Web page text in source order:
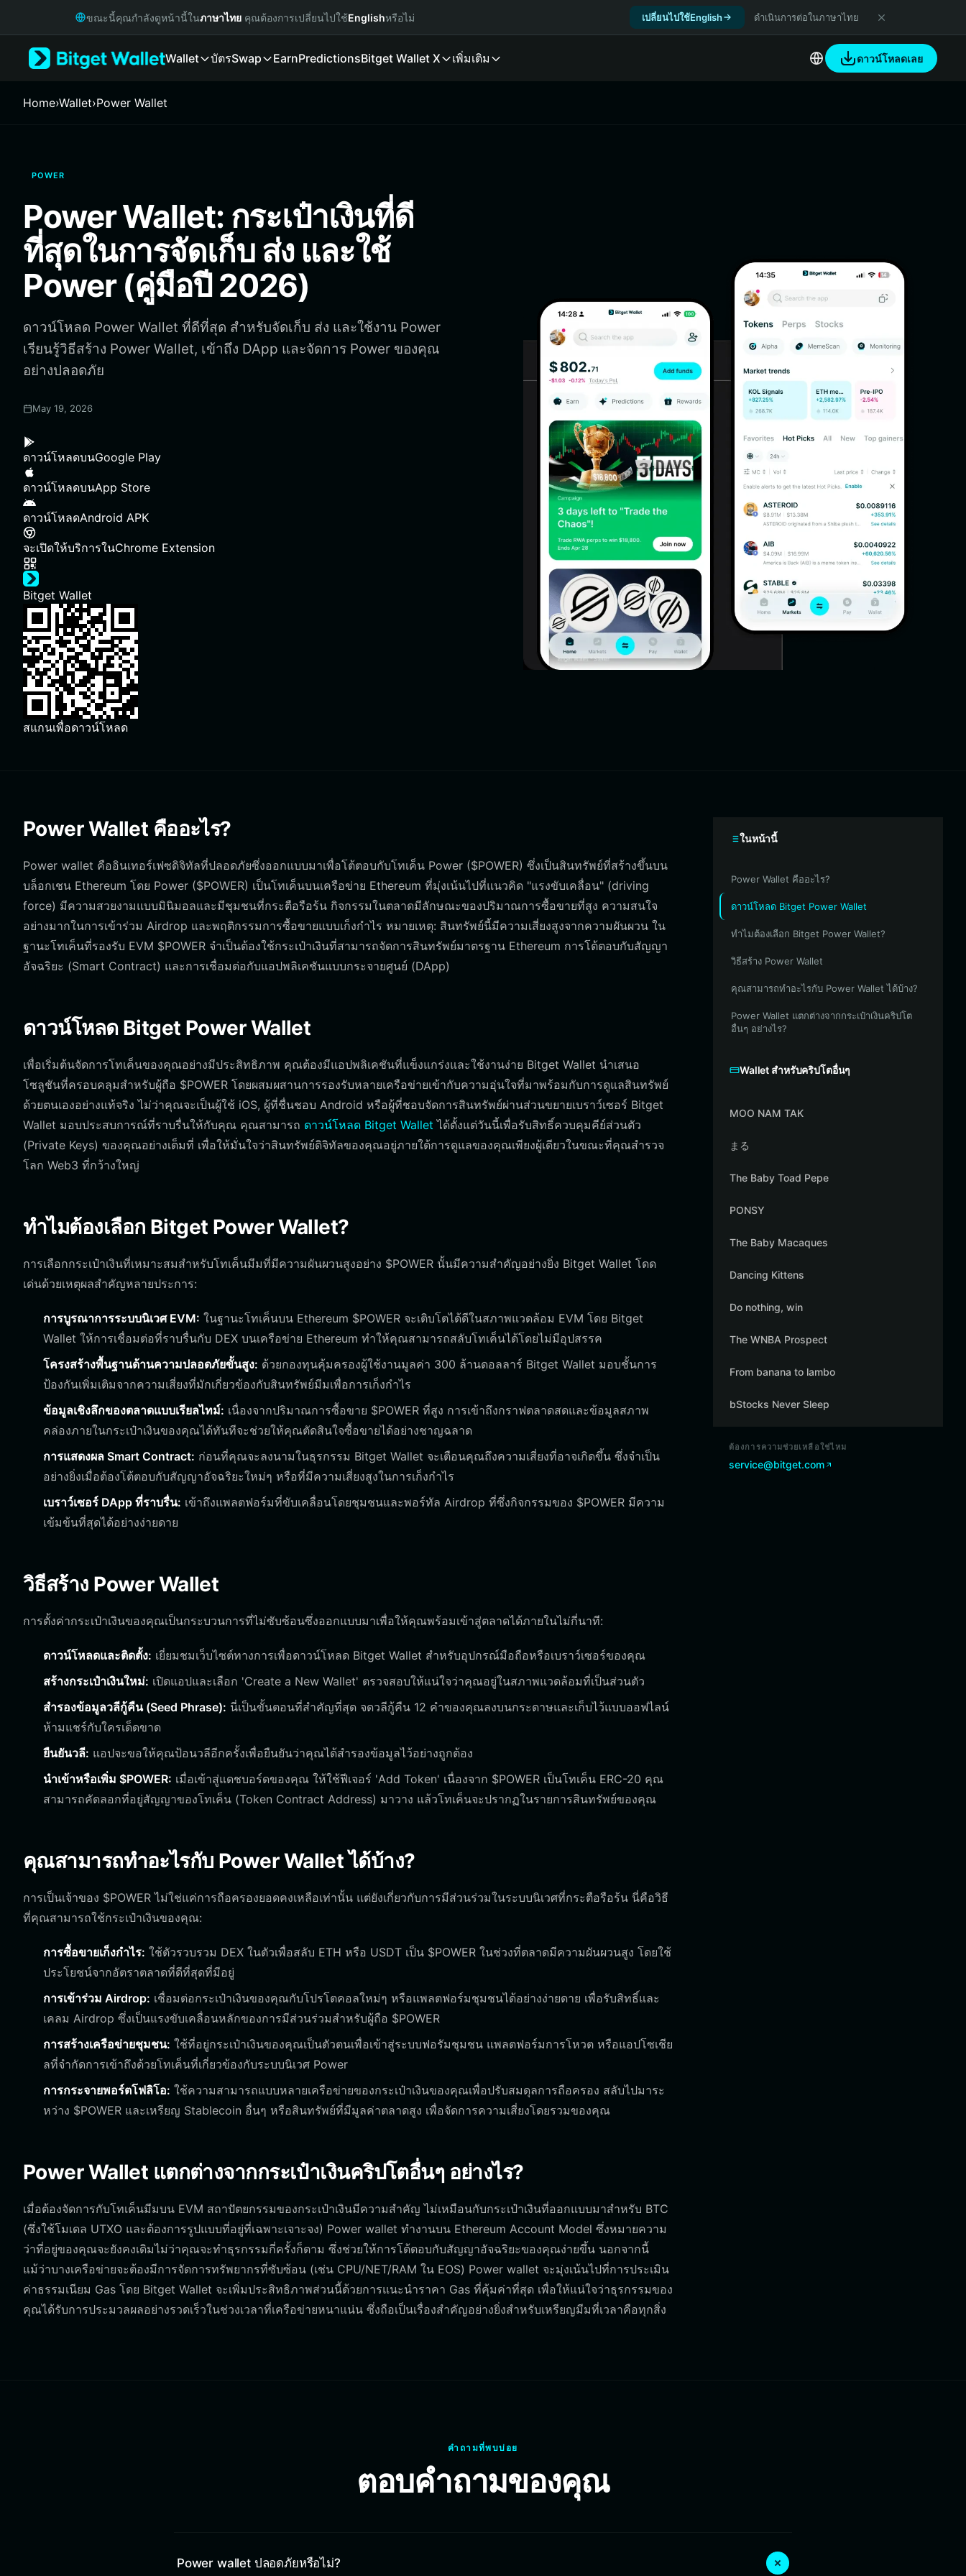
Русский
Italiano
繁體中文
Bahasa Indonesia
ภาษาไทย
Español
Português (Brasil)
Español (Argentina)
ขณะนี้คุณกำลังดูหน้านี้ในภาษาไทย คุณต้องการเปลี่ยนไปใช้Englishหรือไม่ เปลี่ยนไปใช้English ดำเนินการต่อในภาษาไทย
Wallet บัตรSwap EarnPredictionsBitget Wallet X เพิ่มเติม ดาวน์โหลดเลย
Home›Wallet›Power Wallet
POWER
Power Wallet: กระเป๋าเงินที่ดี
ที่สุดในการจัดเก็บ ส่ง และใช้
Power (คู่มือปี 2026)
ดาวน์โหลด Power Wallet ที่ดีที่สุด สำหรับจัดเก็บ ส่ง และใช้งาน Power
เรียนรู้วิธีสร้าง Power Wallet, เข้าถึง DApp และจัดการ Power ของคุณ
อย่างปลอดภัย
May 19, 2026
ดาวน์โหลดบนGoogle Play
ดาวน์โหลดบนApp Store
ดาวน์โหลดAndroid APK
จะเปิดให้บริการในChrome Extension
Bitget Wallet
สแกนเพื่อดาวน์โหลด
Power Wallet คืออะไร?
Power wallet คืออินเทอร์เฟซดิจิทัลที่ปลอดภัยซึ่งออกแบบมาเพื่อโต้ตอบกับโทเค็น Power ($POWER) ซึ่งเป็นสินทรัพย์ที่สร้างขึ้นบน
บล็อกเชน Ethereum โดย Power ($POWER) เป็นโทเค็นบนเครือข่าย Ethereum ที่มุ่งเน้นไปที่แนวคิด "แรงขับเคลื่อน" (driving
force) มีความสวยงามแบบมินิมอลและมีชุมชนที่กระตือรือร้น กิจกรรมในตลาดมีลักษณะของปริมาณการซื้อขายที่สูง ความสนใจ
อย่างมากในการเข้าร่วม Airdrop และพฤติกรรมการซื้อขายแบบเก็งกำไร หมายเหตุ: สินทรัพย์นี้มีความเสี่ยงสูงจากความผันผวน ใน
ฐานะโทเค็นที่รองรับ EVM $POWER จำเป็นต้องใช้กระเป๋าเงินที่สามารถจัดการสินทรัพย์มาตรฐาน Ethereum การโต้ตอบกับสัญญา
อัจฉริยะ (Smart Contract) และการเชื่อมต่อกับแอปพลิเคชันแบบกระจายศูนย์ (DApp)
ดาวน์โหลด Bitget Power Wallet
เพื่อเริ่มต้นจัดการโทเค็นของคุณอย่างมีประสิทธิภาพ คุณต้องมีแอปพลิเคชันที่แข็งแกร่งและใช้งานง่าย Bitget Wallet นำเสนอ
โซลูชันที่ครอบคลุมสำหรับผู้ถือ $POWER โดยผสมผสานการรองรับหลายเครือข่ายเข้ากับความอุ่นใจที่มาพร้อมกับการดูแลสินทรัพย์
ด้วยตนเองอย่างแท้จริง ไม่ว่าคุณจะเป็นผู้ใช้ iOS, ผู้ที่ชื่นชอบ Android หรือผู้ที่ชอบจัดการสินทรัพย์ผ่านส่วนขยายเบราว์เซอร์ Bitget
Wallet มอบประสบการณ์ที่ราบรื่นให้กับคุณ คุณสามารถ ดาวน์โหลด Bitget Wallet ได้ตั้งแต่วันนี้เพื่อรับสิทธิ์ควบคุมคีย์ส่วนตัว
(Private Keys) ของคุณอย่างเต็มที่ เพื่อให้มั่นใจว่าสินทรัพย์ดิจิทัลของคุณอยู่ภายใต้การดูแลของคุณเพียงผู้เดียวในขณะที่คุณสำรวจ
โลก Web3 ที่กว้างใหญ่
ทำไมต้องเลือก Bitget Power Wallet?
การเลือกกระเป๋าเงินที่เหมาะสมสำหรับโทเค็นมีมที่มีความผันผวนสูงอย่าง $POWER นั้นมีความสำคัญอย่างยิ่ง Bitget Wallet โดด
เด่นด้วยเหตุผลสำคัญหลายประการ:
การบูรณาการระบบนิเวศ EVM: ในฐานะโทเค็นบน Ethereum $POWER จะเติบโตได้ดีในสภาพแวดล้อม EVM โดย Bitget
Wallet ให้การเชื่อมต่อที่ราบรื่นกับ DEX บนเครือข่าย Ethereum ทำให้คุณสามารถสลับโทเค็นได้โดยไม่มีอุปสรรค
โครงสร้างพื้นฐานด้านความปลอดภัยขั้นสูง: ด้วยกองทุนคุ้มครองผู้ใช้งานมูลค่า 300 ล้านดอลลาร์ Bitget Wallet มอบชั้นการ
ป้องกันเพิ่มเติมจากความเสี่ยงที่มักเกี่ยวข้องกับสินทรัพย์มีมเพื่อการเก็งกำไร
ข้อมูลเชิงลึกของตลาดแบบเรียลไทม์: เนื่องจากปริมาณการซื้อขาย $POWER ที่สูง การเข้าถึงกราฟตลาดสดและข้อมูลสภาพ
คล่องภายในกระเป๋าเงินของคุณได้ทันทีจะช่วยให้คุณตัดสินใจซื้อขายได้อย่างชาญฉลาด
การแสดงผล Smart Contract: ก่อนที่คุณจะลงนามในธุรกรรม Bitget Wallet จะเตือนคุณถึงความเสี่ยงที่อาจเกิดขึ้น ซึ่งจำเป็น
อย่างยิ่งเมื่อต้องโต้ตอบกับสัญญาอัจฉริยะใหม่ๆ หรือที่มีความเสี่ยงสูงในการเก็งกำไร
เบราว์เซอร์ DApp ที่ราบรื่น: เข้าถึงแพลตฟอร์มที่ขับเคลื่อนโดยชุมชนและพอร์ทัล Airdrop ที่ซึ่งกิจกรรมของ $POWER มีความ
เข้มข้นที่สุดได้อย่างง่ายดาย
วิธีสร้าง Power Wallet
การตั้งค่ากระเป๋าเงินของคุณเป็นกระบวนการที่ไม่ซับซ้อนซึ่งออกแบบมาเพื่อให้คุณพร้อมเข้าสู่ตลาดได้ภายในไม่กี่นาที:
ดาวน์โหลดและติดตั้ง: เยี่ยมชมเว็บไซต์ทางการเพื่อดาวน์โหลด Bitget Wallet สำหรับอุปกรณ์มือถือหรือเบราว์เซอร์ของคุณ
สร้างกระเป๋าเงินใหม่: เปิดแอปและเลือก 'Create a New Wallet' ตรวจสอบให้แน่ใจว่าคุณอยู่ในสภาพแวดล้อมที่เป็นส่วนตัว
สำรองข้อมูลวลีกู้คืน (Seed Phrase): นี่เป็นขั้นตอนที่สำคัญที่สุด จดวลีกู้คืน 12 คำของคุณลงบนกระดาษและเก็บไว้แบบออฟไลน์
ห้ามแชร์กับใครเด็ดขาด
ยืนยันวลี: แอปจะขอให้คุณป้อนวลีอีกครั้งเพื่อยืนยันว่าคุณได้สำรองข้อมูลไว้อย่างถูกต้อง
นำเข้าหรือเพิ่ม $POWER: เมื่อเข้าสู่แดชบอร์ดของคุณ ให้ใช้ฟีเจอร์ 'Add Token' เนื่องจาก $POWER เป็นโทเค็น ERC-20 คุณ
สามารถคัดลอกที่อยู่สัญญาของโทเค็น (Token Contract Address) มาวาง แล้วโทเค็นจะปรากฏในรายการสินทรัพย์ของคุณ
คุณสามารถทำอะไรกับ Power Wallet ได้บ้าง?
การเป็นเจ้าของ $POWER ไม่ใช่แค่การถือครองยอดคงเหลือเท่านั้น แต่ยังเกี่ยวกับการมีส่วนร่วมในระบบนิเวศที่กระตือรือร้น นี่คือวิธี
ที่คุณสามารถใช้กระเป๋าเงินของคุณ:
การซื้อขายเก็งกำไร: ใช้ตัวรวบรวม DEX ในตัวเพื่อสลับ ETH หรือ USDT เป็น $POWER ในช่วงที่ตลาดมีความผันผวนสูง โดยใช้
ประโยชน์จากอัตราตลาดที่ดีที่สุดที่มีอยู่
การเข้าร่วม Airdrop: เชื่อมต่อกระเป๋าเงินของคุณกับโปรโตคอลใหม่ๆ หรือแพลตฟอร์มชุมชนได้อย่างง่ายดาย เพื่อรับสิทธิ์และ
เคลม Airdrop ซึ่งเป็นแรงขับเคลื่อนหลักของการมีส่วนร่วมสำหรับผู้ถือ $POWER
การสร้างเครือข่ายชุมชน: ใช้ที่อยู่กระเป๋าเงินของคุณเป็นตัวตนเพื่อเข้าสู่ระบบฟอรัมชุมชน แพลตฟอร์มการโหวต หรือแอปโซเชีย
ลที่จำกัดการเข้าถึงด้วยโทเค็นที่เกี่ยวข้องกับระบบนิเวศ Power
การกระจายพอร์ตโฟลิโอ: ใช้ความสามารถแบบหลายเครือข่ายของกระเป๋าเงินของคุณเพื่อปรับสมดุลการถือครอง สลับไปมาระ
หว่าง $POWER และเหรียญ Stablecoin อื่นๆ หรือสินทรัพย์ที่มีมูลค่าตลาดสูง เพื่อจัดการความเสี่ยงโดยรวมของคุณ
Power Wallet แตกต่างจากกระเป๋าเงินคริปโตอื่นๆ อย่างไร?
เมื่อต้องจัดการกับโทเค็นมีมบน EVM สถาปัตยกรรมของกระเป๋าเงินมีความสำคัญ ไม่เหมือนกับกระเป๋าเงินที่ออกแบบมาสำหรับ BTC
(ซึ่งใช้โมเดล UTXO และต้องการรูปแบบที่อยู่ที่เฉพาะเจาะจง) Power wallet ทำงานบน Ethereum Account Model ซึ่งหมายความ
ว่าที่อยู่ของคุณจะยังคงเดิมไม่ว่าคุณจะทำธุรกรรมกี่ครั้งก็ตาม ซึ่งช่วยให้การโต้ตอบกับสัญญาอัจฉริยะของคุณง่ายขึ้น นอกจากนี้
แม้ว่าบางเครือข่ายจะต้องมีการจัดการทรัพยากรที่ซับซ้อน (เช่น CPU/NET/RAM ใน EOS) Power wallet จะมุ่งเน้นไปที่การประเมิน
ค่าธรรมเนียม Gas โดย Bitget Wallet จะเพิ่มประสิทธิภาพส่วนนี้ด้วยการแนะนำราคา Gas ที่คุ้มค่าที่สุด เพื่อให้แน่ใจว่าธุรกรรมของ
คุณได้รับการประมวลผลอย่างรวดเร็วในช่วงเวลาที่เครือข่ายหนาแน่น ซึ่งถือเป็นเรื่องสำคัญอย่างยิ่งสำหรับเหรียญมีมที่เวลาคือทุกสิ่ง
ในหน้านี้
Power Wallet คืออะไร?
ดาวน์โหลด Bitget Power Wallet
ทำไมต้องเลือก Bitget Power Wallet?
วิธีสร้าง Power Wallet
คุณสามารถทำอะไรกับ Power Wallet ได้บ้าง?
Power Wallet แตกต่างจากกระเป๋าเงินคริปโต
อื่นๆ อย่างไร?
Wallet สำหรับคริปโตอื่นๆ
MOO NAM TAK
まる
The Baby Toad Pepe
PONSY
The Baby Macaques
Dancing Kittens
Do nothing, win
The WNBA Prospect
From banana to lambo
bStocks Never Sleep
ต้องการความช่วยเหลือใช่ไหม
service@bitget.com
คำถามที่พบบ่อย
ตอบคำถามของคุณ
Power wallet ปลอดภัยหรือไม่?